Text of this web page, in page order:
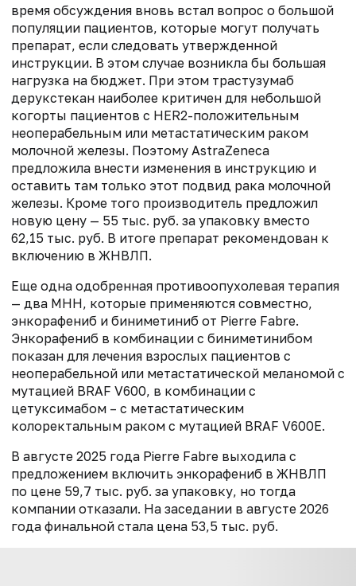
время обсуждения вновь встал вопрос о большой
популяции пациентов, которые могут получать
препарат, если следовать утвержденной
инструкции. В этом случае возникла бы большая
нагрузка на бюджет. При этом трастузумаб
дерукстекан наиболее критичен для небольшой
когорты пациентов с HER2-положительным
неоперабельным или метастатическим раком
молочной железы. Поэтому AstraZeneca
предложила внести изменения в инструкцию и
оставить там только этот подвид рака молочной
железы. Кроме того производитель предложил
новую цену — 55 тыс. руб. за упаковку вместо
62,15 тыс. руб. В итоге препарат рекомендован к
включению в ЖНВЛП.
Еще одна одобренная противоопухолевая терапия
— два МНН, которые применяются совместно,
энкорафениб и биниметиниб от Pierre Fabre.
Энкорафениб в комбинации с биниметинибом
показан для лечения взрослых пациентов с
неоперабельной или метастатической меланомой с
мутацией BRAF V600, в комбинации с
цетуксимабом – с метастатическим
колоректальным раком с мутацией BRAF V600E.
В августе 2025 года Pierre Fabre выходила с
предложением включить энкорафениб в ЖНВЛП
по цене 59,7 тыс. руб. за упаковку, но тогда
компании отказали. На заседании в августе 2026
года финальной стала цена 53,5 тыс. руб.